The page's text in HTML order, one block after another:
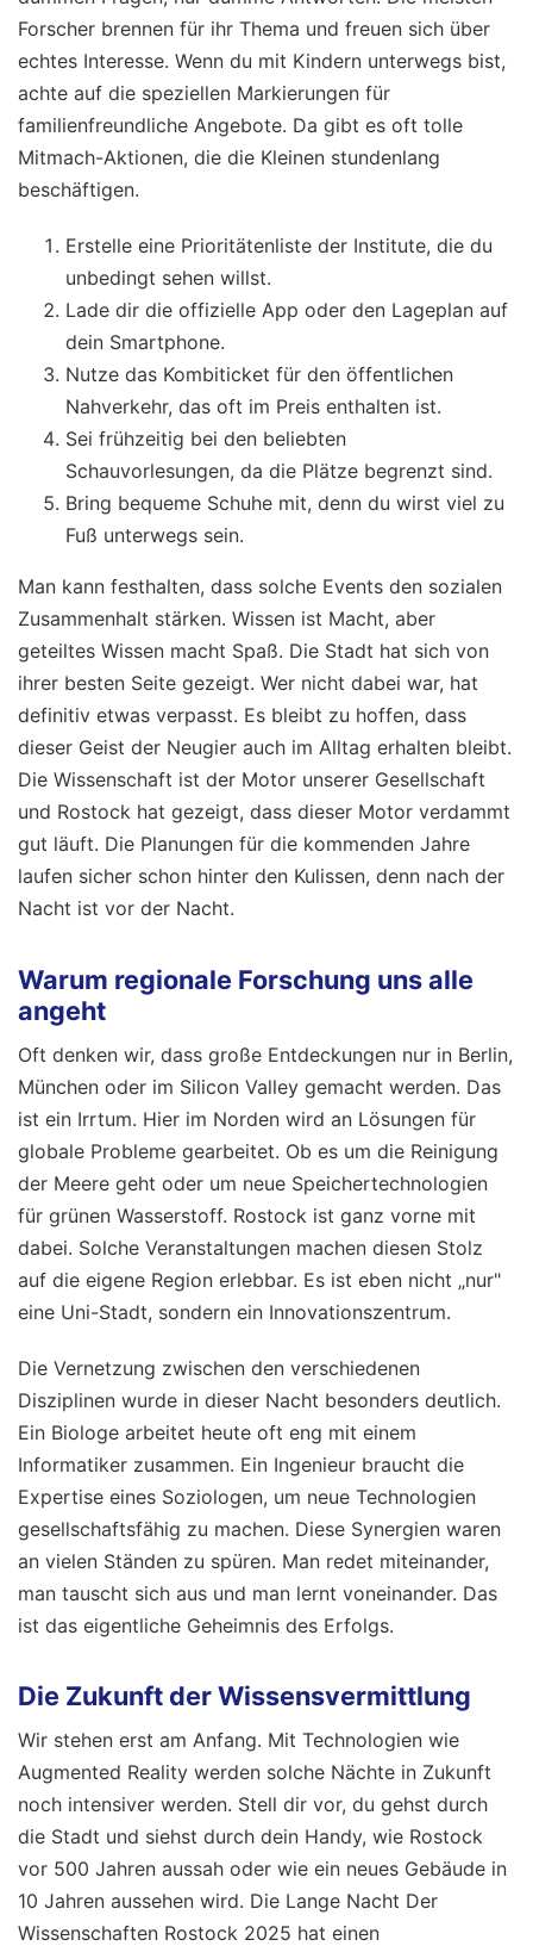
Forscher brennen für ihr Thema und freuen sich über
echtes Interesse. Wenn du mit Kindern unterwegs bist,
achte auf die speziellen Markierungen für
familienfreundliche Angebote. Da gibt es oft tolle
Mitmach-Aktionen, die die Kleinen stundenlang
beschäftigen.
Erstelle eine Prioritätenliste der Institute, die du
unbedingt sehen willst.
Lade dir die offizielle App oder den Lageplan auf
dein Smartphone.
Nutze das Kombiticket für den öffentlichen
Nahverkehr, das oft im Preis enthalten ist.
Sei frühzeitig bei den beliebten
Schauvorlesungen, da die Plätze begrenzt sind.
Bring bequeme Schuhe mit, denn du wirst viel zu
Fuß unterwegs sein.
Man kann festhalten, dass solche Events den sozialen
Zusammenhalt stärken. Wissen ist Macht, aber
geteiltes Wissen macht Spaß. Die Stadt hat sich von
ihrer besten Seite gezeigt. Wer nicht dabei war, hat
definitiv etwas verpasst. Es bleibt zu hoffen, dass
dieser Geist der Neugier auch im Alltag erhalten bleibt.
Die Wissenschaft ist der Motor unserer Gesellschaft
und Rostock hat gezeigt, dass dieser Motor verdammt
gut läuft. Die Planungen für die kommenden Jahre
laufen sicher schon hinter den Kulissen, denn nach der
Nacht ist vor der Nacht.
Warum regionale Forschung uns alle
angeht
Oft denken wir, dass große Entdeckungen nur in Berlin,
München oder im Silicon Valley gemacht werden. Das
ist ein Irrtum. Hier im Norden wird an Lösungen für
globale Probleme gearbeitet. Ob es um die Reinigung
der Meere geht oder um neue Speichertechnologien
für grünen Wasserstoff. Rostock ist ganz vorne mit
dabei. Solche Veranstaltungen machen diesen Stolz
auf die eigene Region erlebbar. Es ist eben nicht „nur"
eine Uni-Stadt, sondern ein Innovationszentrum.
Die Vernetzung zwischen den verschiedenen
Disziplinen wurde in dieser Nacht besonders deutlich.
Ein Biologe arbeitet heute oft eng mit einem
Informatiker zusammen. Ein Ingenieur braucht die
Expertise eines Soziologen, um neue Technologien
gesellschaftsfähig zu machen. Diese Synergien waren
an vielen Ständen zu spüren. Man redet miteinander,
man tauscht sich aus und man lernt voneinander. Das
ist das eigentliche Geheimnis des Erfolgs.
Die Zukunft der Wissensvermittlung
Wir stehen erst am Anfang. Mit Technologien wie
Augmented Reality werden solche Nächte in Zukunft
noch intensiver werden. Stell dir vor, du gehst durch
die Stadt und siehst durch dein Handy, wie Rostock
vor 500 Jahren aussah oder wie ein neues Gebäude in
10 Jahren aussehen wird. Die Lange Nacht Der
Wissenschaften Rostock 2025 hat einen